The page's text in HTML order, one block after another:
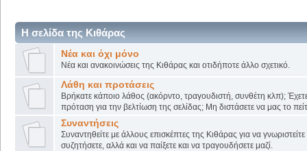
Η σελίδα της Κιθάρας
Νέα και όχι μόνο
Νέα και ανακοινώσεις της Κιθάρας και οτιδήποτε άλλο σχετικό.
Λάθη και προτάσεις
Βρήκατε κάποιο λάθος (ακόρντο, τραγουδιστή, συνθέτη κλπ);
πρόταση για την βελτίωση της σελίδας; Μη διστάσετε να μας το
Συναντήσεις
Συναντηθείτε με άλλους επισκέπτες της Κιθάρας για να
συζητήσετε, αλλά και να παίξετε και να τραγουδήσετε μαζί.